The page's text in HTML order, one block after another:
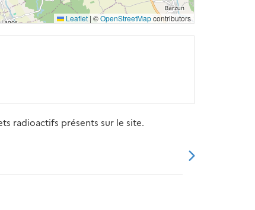
Leaflet | ©OpenStreetMapcontributors
radioactifs présents sur le site.